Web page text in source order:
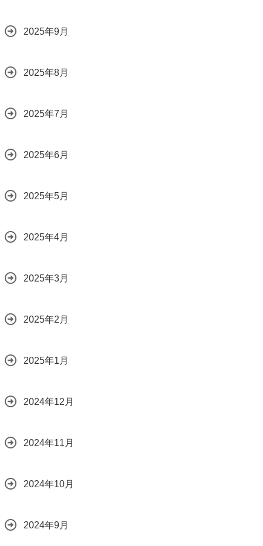
2025年9月
2025年8月
2025年7月
2025年6月
2025年5月
2025年4月
2025年3月
2025年2月
2025年1月
2024年12月
2024年11月
2024年10月
2024年9月